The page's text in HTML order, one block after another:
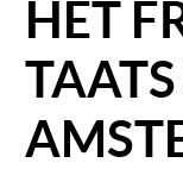
HET